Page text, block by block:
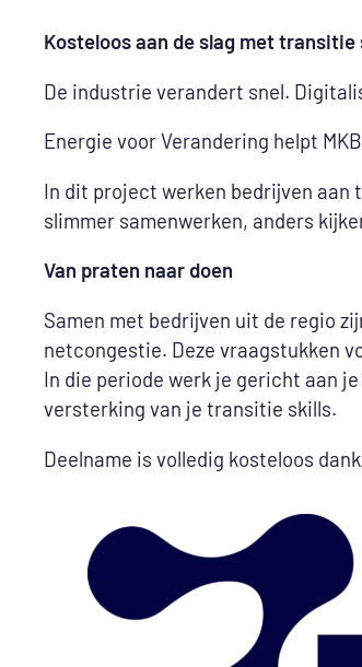
Kosteloos aan de slag met transitie
De industrie verandert snel.
Energie voor Verandering helpt
In dit project werken bedrijven aan
slimmer samenwerken, anders
Van praten naar doen
Samen met bedrijven uit de regio
netcongestie. Deze vraagstukken
In die periode werk je gericht aan
versterking van je transitie skills.
Deelname is volledig kosteloos